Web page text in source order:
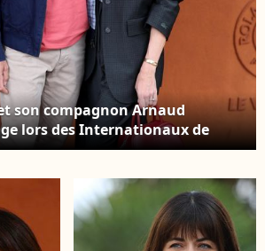
son compagnon Arnaud
lors des Internationaux de
Roland-Garros 2025, à Paris, en